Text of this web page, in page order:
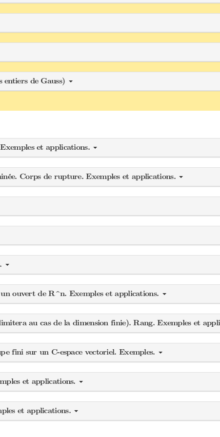
de Gauss)
et applications.
Corps de rupture. Exemples et applications.
ouvert de R^n. Exemples et applications.
au cas de la dimension finie). Rang. Exemples et
fini sur un C-espace vectoriel. Exemples.
et applications.
et applications.